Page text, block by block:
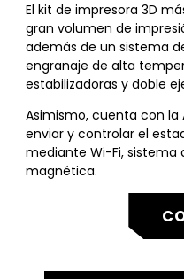
El kit de impresora 3D
gran volumen de
además de un sistema
engranaje de alta
estabilizadoras y doble
Asimismo, cuenta con la
enviar y controlar el
mediante Wi-Fi,
magnética.